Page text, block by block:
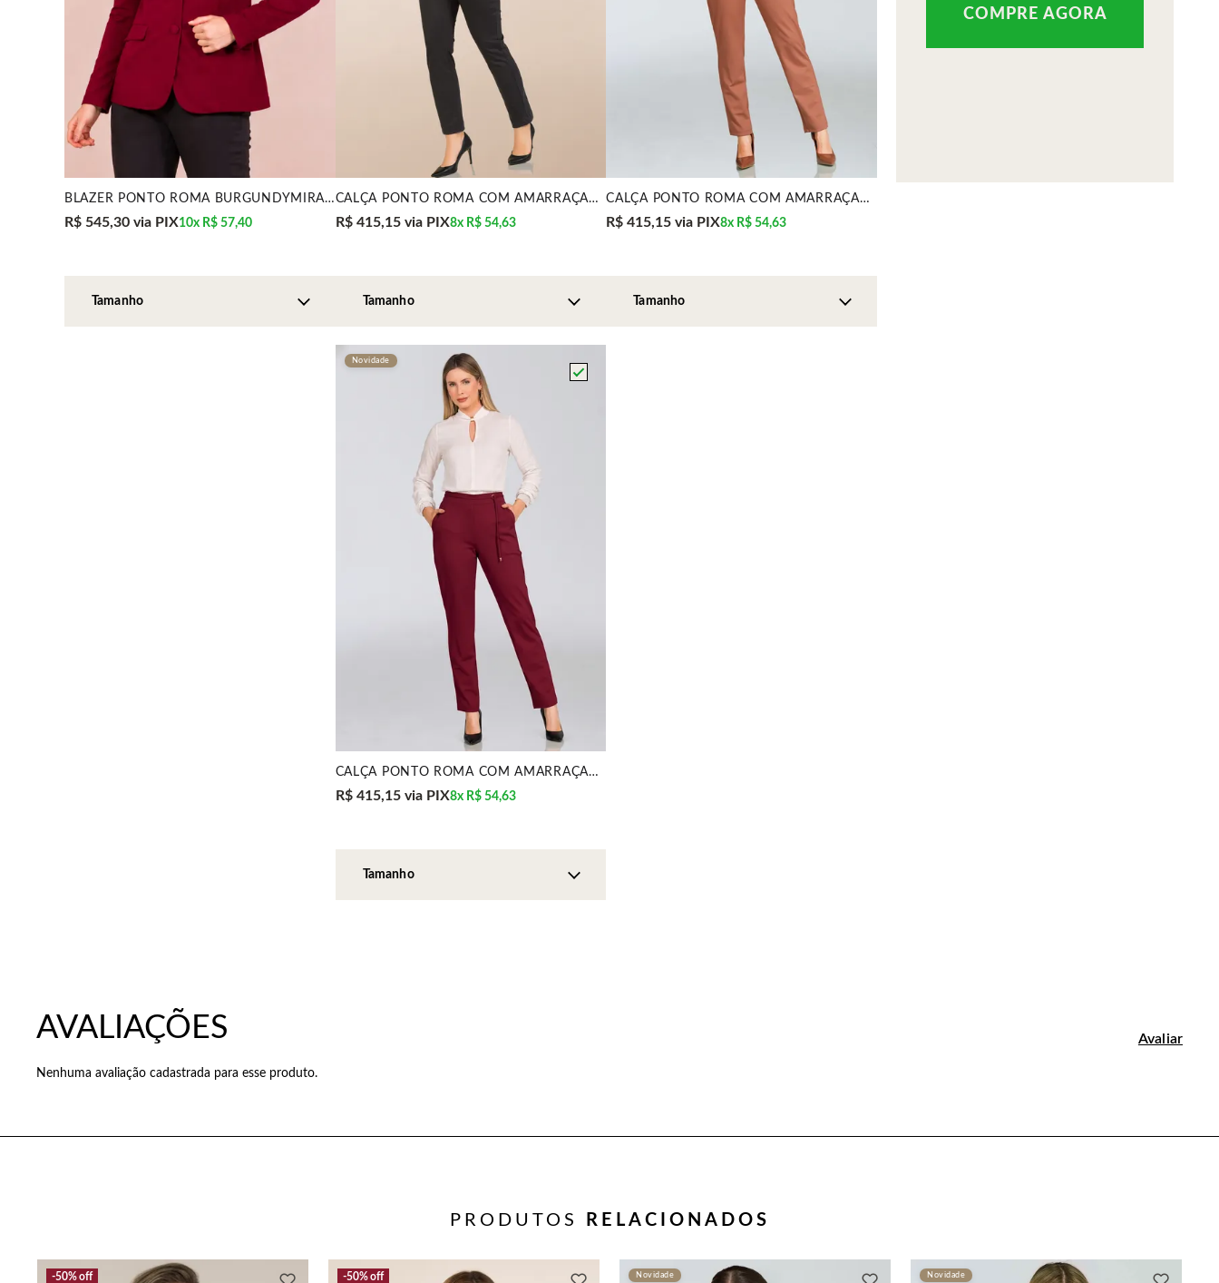
BLAZER PONTO ROMA BURGUNDYMIRA VEST
R$ 545,30 via PIX10x R$ 57,40
CALÇA PONTO ROMA COM AMARRAÇÃO PRETA MIRA VEST
R$ 415,15via PIX8x R$ 54,63
CALÇA PONTO ROMA COM AMARRAÇÃO MOUSSE MIRA VEST
R$ 415,15 via PIX8x R$ 54,63
Novidade
CALÇA PONTO ROMA COM AMARRAÇÃO BURGUNDY MIRA VEST
R$ 415,15via PIX8x R$ 54,63
Nenhuma avaliação cadastrada para esse produto.
PRODUTOS RELACIONADOS
50% off 50% off Novidade Novidade